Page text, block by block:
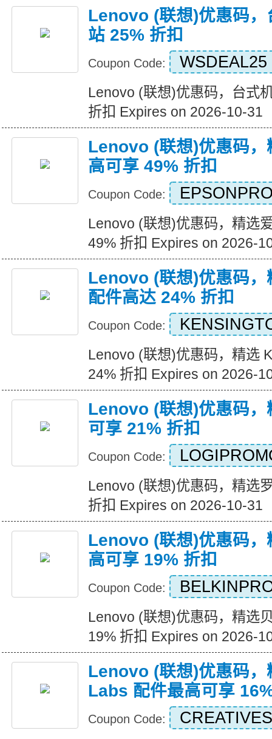
Lenovo (联想)优惠码，
站 25% 折扣
Coupon Code: WSDEAL25
Lenovo (联想)优惠码，台式
折扣 Expires on 2026-10-31
Lenovo (联想)优惠码，
高可享 49% 折扣
Coupon Code:
Lenovo (联想)优惠码，精选
49% 折扣 Expires on 2026-
Lenovo (联想)优惠码
配件高达 24% 折扣
Coupon Code:
Lenovo (联想)优惠码，精选
24% 折扣 Expires on 2026-
Lenovo (联想)优惠码，
可享 21% 折扣
Coupon Code:
Lenovo (联想)优惠码，精选
折扣 Expires on 2026-10-31
Lenovo (联想)优惠码，
高可享 19% 折扣
Coupon Code:
Lenovo (联想)优惠码，精选
19% 折扣 Expires on 2026-
Lenovo (联想)优惠码
Labs 配件最高可享
Coupon Code: